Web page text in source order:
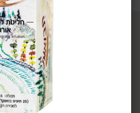
חליטות תה ומאצ'ה